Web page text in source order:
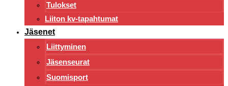
Tulokset
Liiton kv-tapahtumat
Jäsenet
Liittyminen
Jäsenseurat
Suomisport